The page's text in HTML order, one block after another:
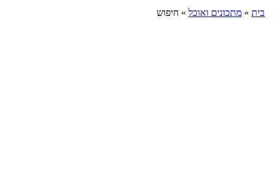
בית » מתכונים ואוכל » חיפוש